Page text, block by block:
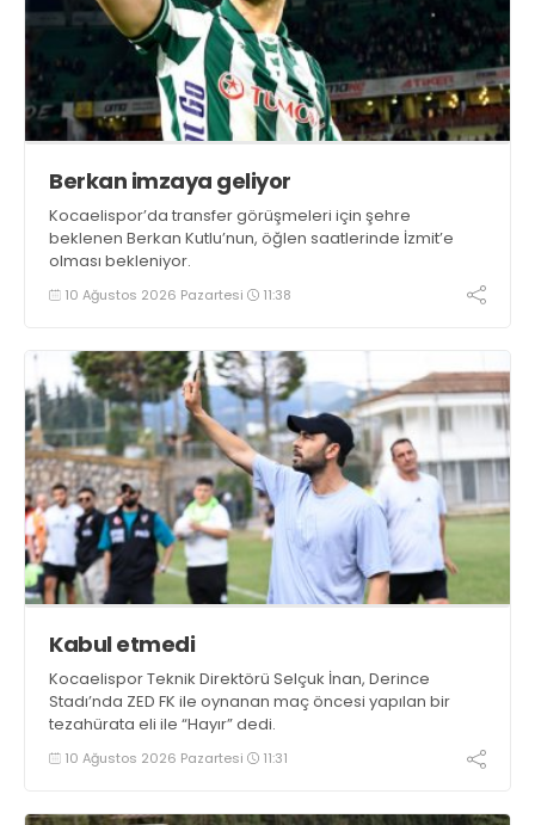
Berkan imzaya geliyor
Kocaelispor’da transfer görüşmeleri için şehre
beklenen Berkan Kutlu’nun, öğlen saatlerinde İzmit’e
olması bekleniyor.
10 Ağustos 2026 Pazartesi 11:38
Kabul etmedi
Kocaelispor Teknik Direktörü Selçuk İnan, Derince
Stadı’nda ZED FK ile oynanan maç öncesi yapılan bir
tezahürata eli ile “Hayır” dedi.
10 Ağustos 2026 Pazartesi 11:31